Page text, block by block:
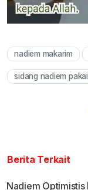
nadiem makarim
sidang nadiem
Berita Terkait
Nadiem Optimistis